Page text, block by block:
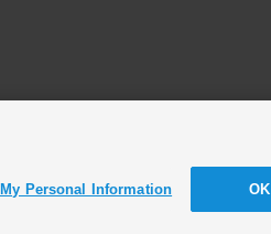
Personal Information OK